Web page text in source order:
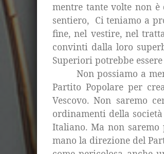
mentre tante volte non è
sentiero, Ci teniamo a
fine, nel vestire, nel
convinti dalla loro
Superiori potrebbe
Non possiamo a
Partito Popolare per
Vescovo. Non saremo
ordinamenti della
Italiano. Ma non
mano la direzione del